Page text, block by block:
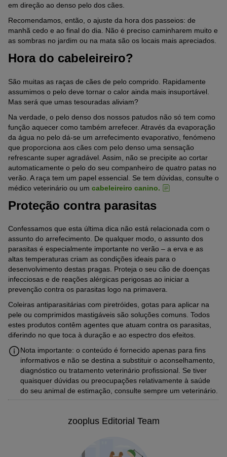
em direção ao denso pelo dos cães.
Recomendamos, então, o ajuste da hora dos passeios: de
manhã cedo e ao final do dia. Não é preciso caminharem muito e
as sombras no jardim ou na mata são os locais mais apreciados.
Hora do cabeleireiro?
São muitas as raças de cães de pelo comprido. Rapidamente
assumimos o pelo deve tornar o calor ainda mais insuportável.
Mas será que umas tesouradas aliviam?
Na verdade, o pelo denso dos nossos patudos não só tem como
função aquecer como também arrefecer. Através da evaporação
da água no pelo dá-se um arrefecimento evaporativo, fenómeno
que proporciona aos cães com pelo denso uma sensação
refrescante super agradável. Assim, não se precipite ao cortar
automaticamente o pelo do seu companheiro de quatro patas no
verão. A raça tem um papel essencial. Se tem dúvidas, consulte o
médico veterinário ou um cabeleireiro canino.
Proteção contra parasitas
Confessamos que esta última dica não está relacionada com o
assunto do arrefecimento. De qualquer modo, o assunto dos
parasitas é especialmente importante no verão – a erva e as
altas temperaturas criam as condições ideais para o
desenvolvimento destas pragas. Proteja o seu cão de doenças
infecciosas e de reações alérgicas perigosas ao iniciar a
prevenção contra os parasitas logo na primavera.
Coleiras antiparasitárias com piretróides, gotas para aplicar na
pele ou comprimidos mastigáveis são soluções comuns. Todos
estes produtos contêm agentes que atuam contra os parasitas,
diferindo no que toca à duração e ao espectro dos efeitos.
Nota importante: o conteúdo é fornecido apenas para fins
informativos e não se destina a substituir o aconselhamento,
diagnóstico ou tratamento veterinário profissional. Se tiver
quaisquer dúvidas ou preocupações relativamente à saúde
do seu animal de estimação, consulte sempre um veterinário.
zooplus Editorial Team